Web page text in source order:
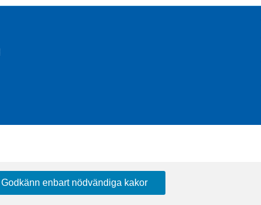
Godkänn enbart nödvändiga kakor